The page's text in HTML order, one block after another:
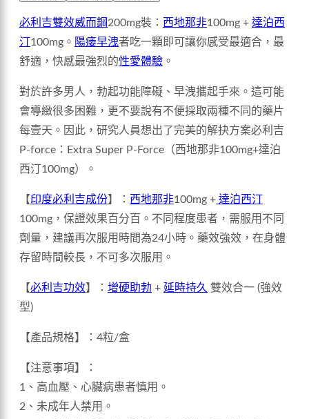
必利吉雙效威而鋼200mg裝： 西地那非100mg + 達泊西
汀 100mg。 陽痿早洩者吃一顆即可讓你感受最適合，最
舒適，快感最強烈的性愛體驗 。
對於許多男人，勃起功能障礙、早洩攜起手來。這可能
會導緻很多困難，更不要說有不便採取兩種不同的藥片
每壹天。因此，研究人員想出了完美的解抉方案必利吉
P-force：Extra Super P-Force（西地那非100mg+達泊
西汀100mg）。
【印度必利吉成份】： 西地那非100mg + 達泊西汀
100mg，保證效果百分百。不同程度患者，需服用不同
劑量，建議再次服用時間為24小時。藥效強效，在身體
存留時間較長，不可多次服用。
【必利吉功效】： 增硬助勃 + 延時持久 雙效合一 (強效
型)
【產品規格】：4粒/盒
【注意事項】：
1、高血壓、心臟病患者慎用。
2、未成年人禁用。